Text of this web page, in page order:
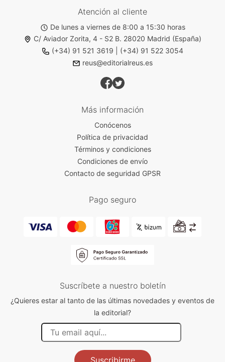
Atención al cliente
De lunes a viernes de 8:00 a 15:30 horas
C/ Aviador Zorita, 4 - S2 B. 28020 Madrid (España)
(+34) 91 521 3619
(+34) 91 522 3054
reus@editorialreus.es
Más información
Conócenos
Política de privacidad
Términos y condiciones
Condiciones de envío
Contacto de seguridad GPSR
Pago seguro
Suscríbete a nuestro boletín
¿Quieres estar al tanto de las últimas novedades y eventos de
la editorial?